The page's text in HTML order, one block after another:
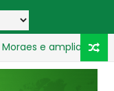
amplia redução de